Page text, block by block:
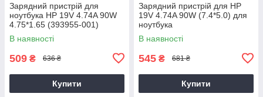
Зарядний пристрій для
ноутбука HP 19V 4.74A 90W
4.75*1.65 (393955-001)
В наявності
509 ₴ 636 ₴
Купити
Зарядний пристрій для HP
19V 4.74A 90W (7.4*5.0) для
ноутбука
В наявності
545 ₴ 681 ₴
Купити